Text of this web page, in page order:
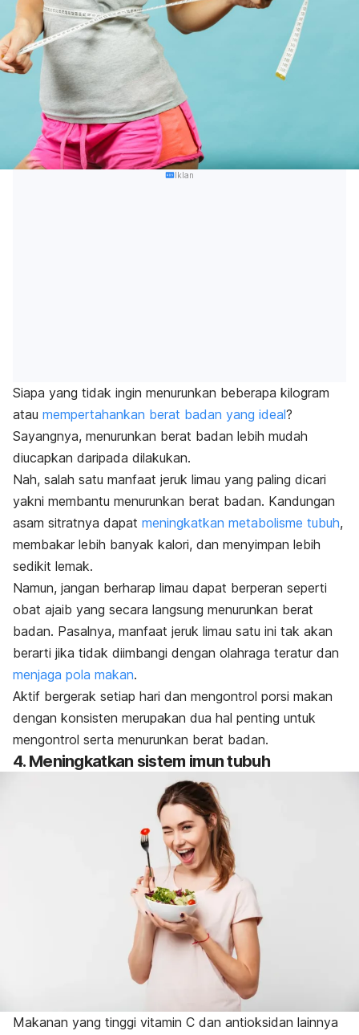
Iklan
Siapa yang tidak ingin menurunkan beberapa kilogram
atau mempertahankan berat badan yang ideal?
Sayangnya, menurunkan berat badan lebih mudah
diucapkan daripada dilakukan.
Nah, salah satu manfaat jeruk limau yang paling dicari
yakni membantu menurunkan berat badan. Kandungan
asam sitratnya dapat meningkatkan metabolisme tubuh,
membakar lebih banyak kalori, dan menyimpan lebih
sedikit lemak.
Namun, jangan berharap limau dapat berperan seperti
obat ajaib yang secara langsung menurunkan berat
badan. Pasalnya, manfaat jeruk limau satu ini tak akan
berarti jika tidak diimbangi dengan olahraga teratur dan
menjaga pola makan.
Aktif bergerak setiap hari dan mengontrol porsi makan
dengan konsisten merupakan dua hal penting untuk
mengontrol serta menurunkan berat badan.
4. Meningkatkan sistem imun tubuh
Makanan yang tinggi vitamin C dan antioksidan lainnya